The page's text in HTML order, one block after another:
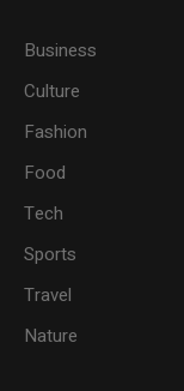
Business
Culture
Fashion
Food
Tech
Sports
Travel
Nature